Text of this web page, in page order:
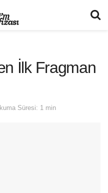
İlk Fragman
Süresi: 1 min